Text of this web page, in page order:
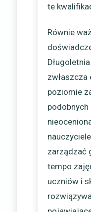
te
Równie
zwłaszcza
poziomie
zarządzać
tempo
uczniów i